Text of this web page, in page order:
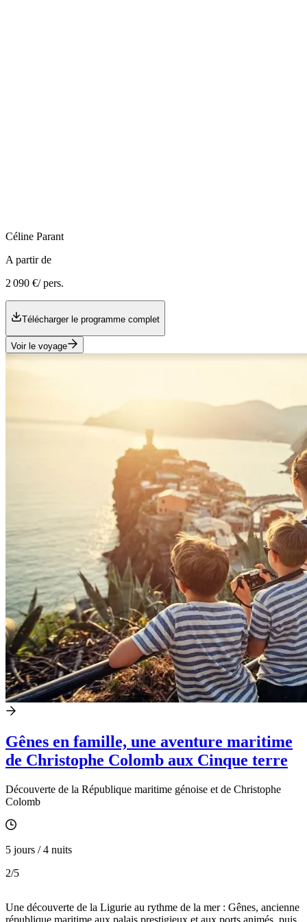
Céline Parant
A partir de
2 090 €/ pers.
Télécharger le programme complet
Voir le voyage
Gênes en famille, une aventure maritime
de Christophe Colomb aux Cinque terre
Découverte de la République maritime génoise et de Christophe
Colomb
5 jours / 4 nuits
2/5
Une découverte de la Ligurie au rythme de la mer : Gênes, ancienne
république maritime aux palais prestigieux et aux ports animés, puis